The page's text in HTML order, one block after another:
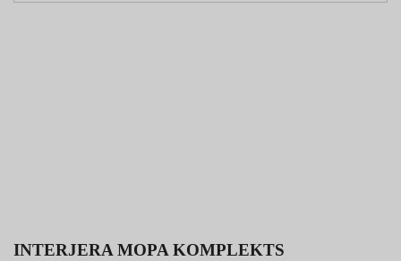
INTERJERA MOPA KOMPLEKTS